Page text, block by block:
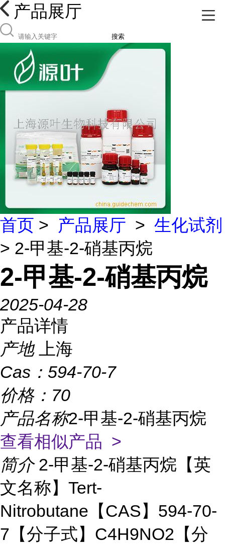
产品展厅
搜索
首页 > 产品展厅 > 生化试剂
> 2-甲基-2-硝基丙烷
2-甲基-2-硝基丙烷
2025-04-28
产品详情
产地
上海
Cas： 594-70-7
价格： 70
产品名称2-甲基-2-硝基丙烷
查看相似产品 >
简介 2-甲基-2-硝基丙烷【英
文名称】Tert-
Nitrobutane【CAS】594-70-
7【分子式】C4H9NO2【分